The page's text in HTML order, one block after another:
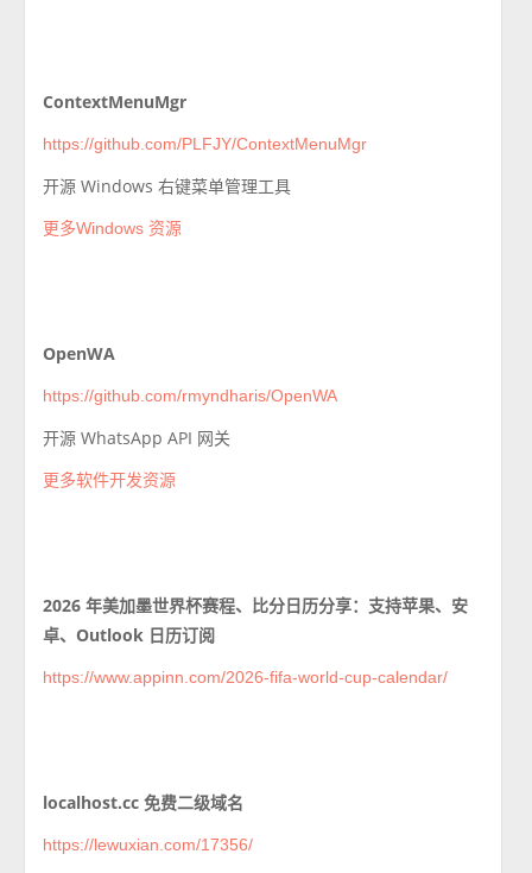
ContextMenuMgr
https://github.com/PLFJY/ContextMenuMgr
开源 Windows 右键菜单管理工具
更多Windows 资源
OpenWA
https://github.com/rmyndharis/OpenWA
开源 WhatsApp API 网关
更多软件开发资源
2026 年美加墨世界杯赛程、比分日历分享：支持苹果、安
卓、Outlook 日历订阅
https://www.appinn.com/2026-fifa-world-cup-calendar/
localhost.cc 免费二级域名
https://lewuxian.com/17356/